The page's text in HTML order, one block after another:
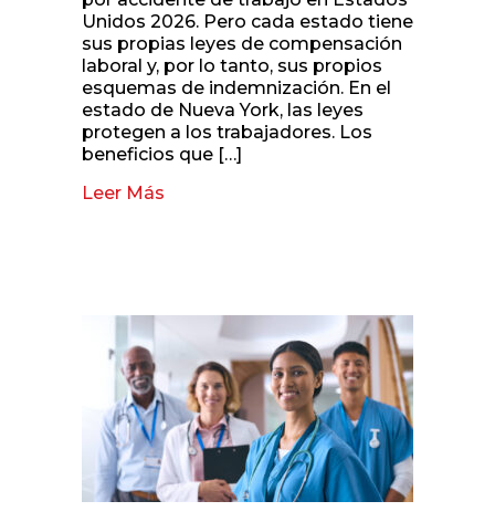
Unidos 2026. Pero cada estado tiene
sus propias leyes de compensación
laboral y, por lo tanto, sus propios
esquemas de indemnización. En el
estado de Nueva York, las leyes
protegen a los trabajadores. Los
beneficios que […]
Leer Más